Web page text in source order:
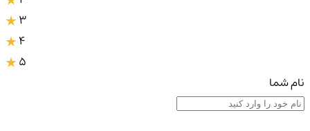
3
4
5
نام شما